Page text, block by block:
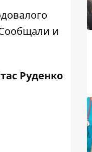
и
Руденко